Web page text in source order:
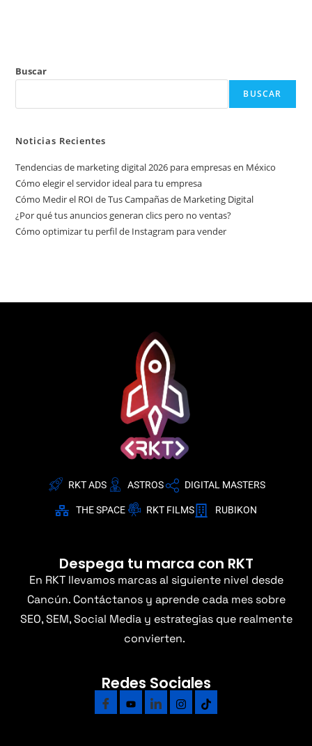
Buscar
BUSCAR
Noticias Recientes
Tendencias de marketing digital 2026 para empresas en México
Cómo elegir el servidor ideal para tu empresa
Cómo Medir el ROI de Tus Campañas de Marketing Digital
¿Por qué tus anuncios generan clics pero no ventas?
Cómo optimizar tu perfil de Instagram para vender
RKT ADS ASTROS DIGITAL MASTERS
THE SPACE RKT FILMS RUBIKON
Despega tu marca con RKT
En RKT llevamos marcas al siguiente nivel desde
Cancún. Contáctanos y aprende cada mes sobre
SEO, SEM, Social Media y estrategias que realmente
convierten.
Redes Sociales